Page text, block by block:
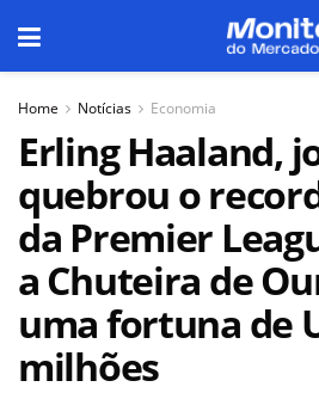
Home Notícias Economia
Erling Haaland,
quebrou o
da Premier
a Chuteira de
uma fortuna de
milhões